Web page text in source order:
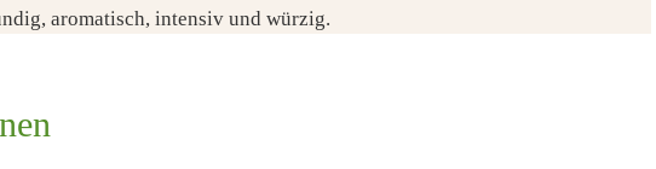
aromatisch, intensiv und würzig.